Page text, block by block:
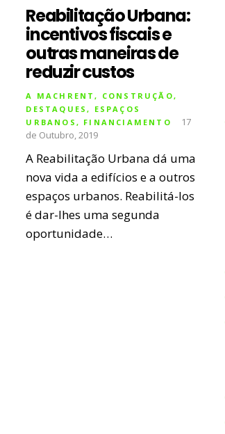
Reabilitação Urbana:
incentivos fiscais e
outras maneiras de
reduzir custos
A MACHRENT, CONSTRUÇÃO,
DESTAQUES, ESPAÇOS
URBANOS , FINANCIAMENTO
17
de Outubro, 2019
A Reabilitação Urbana dá uma
nova vida a edifícios e a outros
espaços urbanos. Reabilitá-los
é dar-lhes uma segunda
oportunidade…